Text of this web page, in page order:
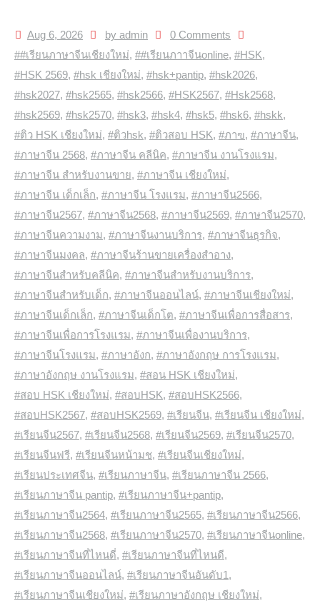
Aug 6, 2026 by admin
0 Comments
##เรียนภาษาจีนเชียงใหม่, ##เรียนภาาจีนonline, #HSK,
#HSK 2569, #hsk เชียงใหม่, #hsk+pantip, #hsk2026,
#hsk2027, #hsk2565, #hsk2566, #HSK2567, #Hsk2568,
#hsk2569, #hsk2570, #hsk3, #hsk4, #hsk5, #hsk6, #hskk,
#ติว HSK เชียงใหม่, #ติวhsk, #ติวสอบ HSK, #ภาฃ, #ภาษาจีน,
#ภาษาจีน 2568, #ภาษาจีน คลีนิค, #ภาษาจีน งานโรงแรม,
#ภาษาจีน สำหรับงานขาย, #ภาษาจีน เชียงใหม่,
#ภาษาจีน เด็กเล็ก, #ภาษาจีน โรงแรม, #ภาษาจีน2566,
#ภาษาจีน2567, #ภาษาจีน2568, #ภาษาจีน2569, #ภาษาจีน2570,
#ภาษาจีนความงาม, #ภาษาจีนงานบริการ, #ภาษาจีนธุรกิจ,
#ภาษาจีนมงคล, #ภาษาจีนร้านขายเครื่องสำอาง,
#ภาษาจีนสำหรับคลีนิค, #ภาษาจีนสำหรับงานบริการ,
#ภาษาจีนสำหรับเด็ก, #ภาษาจีนออนไลน์, #ภาษาจีนเชียงใหม่,
#ภาษาจีนเด็กเล็ก, #ภาษาจีนเด็กโต, #ภาษาจีนเพื่อการสื่อสาร,
#ภาษาจีนเพื่อการโรงแรม, #ภาษาจีนเพื่องานบริการ,
#ภาษาจีนโรงแรม, #ภาษาอังก, #ภาษาอังกฤษ การโรงแรม,
#ภาษาอังกฤษ งานโรงแรม, #สอน HSK เชียงใหม่,
#สอบ HSK เชียงใหม่, #สอบHSK, #สอบHSK2566,
#สอบHSK2567, #สอบHSK2569, #เรียนจีน, #เรียนจีน เชียงใหม่,
#เรียนจีน2567, #เรียนจีน2568, #เรียนจีน2569, #เรียนจีน2570,
#เรียนจีนฟรี, #เรียนจีนหน้ามช, #เรียนจีนเชียงใหม่,
#เรียนประเทศจีน, #เรียนภาษาจีน, #เรียนภาษาจีน 2566,
#เรียนภาษาจีน pantip, #เรียนภาษาจีน+pantip,
#เรียนภาษาจีน2564, #เรียนภาษาจีน2565, #เรียนภาษาจีน2566,
#เรียนภาษาจีน2568, #เรียนภาษาจีน2570, #เรียนภาษาจีนonline,
#เรียนภาษาจีนที่ไหนดี่, #เรียนภาษาจีนที่ไหนดี,
#เรียนภาษาจีนออนไลน์, #เรียนภาษาจีนอันดับ1,
#เรียนภาษาจีนเชียงใหม่, #เรียนภาษาอังกฤษ เชียงใหม่,